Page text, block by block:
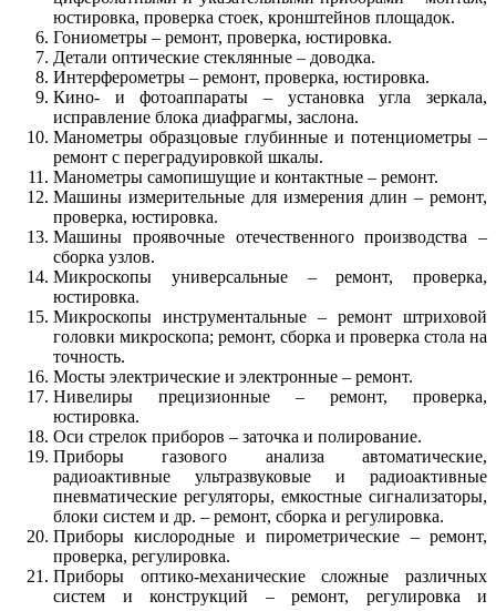
юстировка, проверка стоек, кронштейнов площадок.
Гониометры – ремонт, проверка, юстировка.
Детали оптические стеклянные – доводка.
Интерферометры – ремонт, проверка, юстировка.
Кино- и фотоаппараты – установка угла зеркала,
исправление блока диафрагмы, заслона.
Манометры образцовые глубинные и потенциометры –
ремонт с переградуировкой шкалы.
Манометры самопишущие и контактные – ремонт.
Машины измерительные для измерения длин – ремонт,
проверка, юстировка.
Машины проявочные отечественного производства –
сборка узлов.
Микроскопы универсальные – ремонт, проверка,
юстировка.
Микроскопы инструментальные – ремонт штриховой
головки микроскопа; ремонт, сборка и проверка стола на
точность.
Мосты электрические и электронные – ремонт.
Нивелиры прецизионные – ремонт, проверка,
юстировка.
Оси стрелок приборов – заточка и полирование.
Приборы газового анализа автоматические,
радиоактивные ультразвуковые и радиоактивные
пневматические регуляторы, емкостные сигнализаторы,
блоки систем и др. – ремонт, сборка и регулировка.
Приборы кислородные и пирометрические – ремонт,
проверка, регулировка.
Приборы оптико-механические сложные различных
систем и конструкций – ремонт, регулировка и